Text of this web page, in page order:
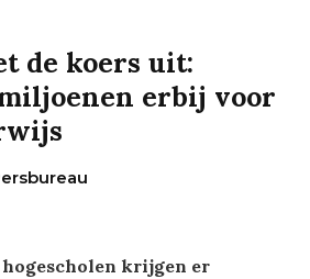
de koers uit:
erbij voor
krijgen er